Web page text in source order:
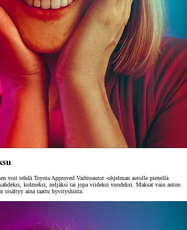
voit tehdä Toyota Approved Vaihtoautot -ohjelman autolle pienellä
kolmeksi, neljäksi tai jopa viideksi vuodeksi. Maksat vain auton
sisältyy aina taattu hyvityshinta.